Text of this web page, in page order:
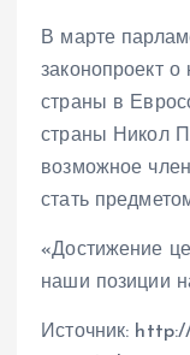
В марте
законопроект о
страны в
страны Никол
возможное
стать
«Достижение
наши позиции
Источник: